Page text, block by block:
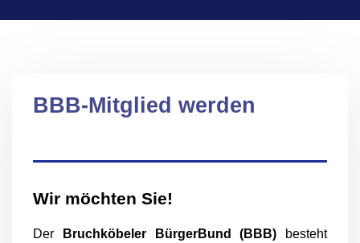
BBB-Mitglied werden
Wir möchten Sie!
Der Bruchköbeler BürgerBund (BBB)
besteht